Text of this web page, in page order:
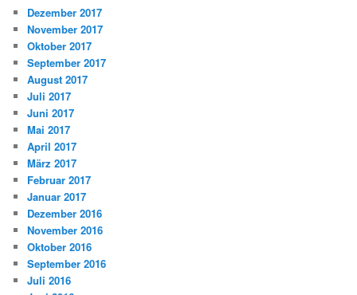
Dezember 2017
November 2017
Oktober 2017
September 2017
August 2017
Juli 2017
Juni 2017
Mai 2017
April 2017
März 2017
Februar 2017
Januar 2017
Dezember 2016
November 2016
Oktober 2016
September 2016
Juli 2016